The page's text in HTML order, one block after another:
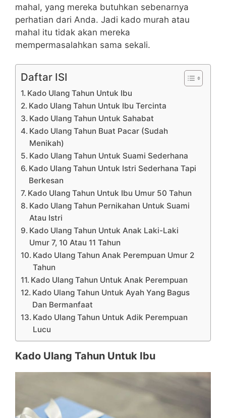
mahal, yang mereka butuhkan sebenarnya
perhatian dari Anda. Jadi kado murah atau
mahal itu tidak akan mereka
mempermasalahkan sama sekali.
Daftar ISI
Kado Ulang Tahun Untuk Ibu
Kado Ulang Tahun Untuk Ibu Tercinta
Kado Ulang Tahun Untuk Sahabat
Kado Ulang Tahun Buat Pacar (Sudah
Menikah)
Kado Ulang Tahun Untuk Suami Sederhana
Kado Ulang Tahun Untuk Istri Sederhana Tapi
Berkesan
Kado Ulang Tahun Untuk Ibu Umur 50 Tahun
Kado Ulang Tahun Pernikahan Untuk Suami
Atau Istri
Kado Ulang Tahun Untuk Anak Laki-Laki
Umur 7, 10 Atau 11 Tahun
Kado Ulang Tahun Anak Perempuan Umur 2
Tahun
Kado Ulang Tahun Untuk Anak Perempuan
Kado Ulang Tahun Untuk Ayah Yang Bagus
Dan Bermanfaat
Kado Ulang Tahun Untuk Adik Perempuan
Lucu
Kado Ulang Tahun Untuk Ibu